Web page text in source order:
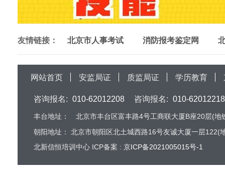
友情链接： 北京市人事考试 消防报考鉴定网
网站首页 安监局证 质监局证 学历教育
咨询报名: 010-62012208 咨询报名: 010-62012218
丰台地址：
北京市丰台区富丰路4号工商联大厦B座20层(
朝阳地址：
北京市朝阳区北土城西路16号友诚大厦一层122(
北新信恒培训中心 ICP备案 : 京ICP备2021005015号-1